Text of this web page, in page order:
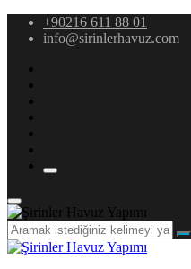
+90216 611 88 01
info@sirinlerhavuz.com